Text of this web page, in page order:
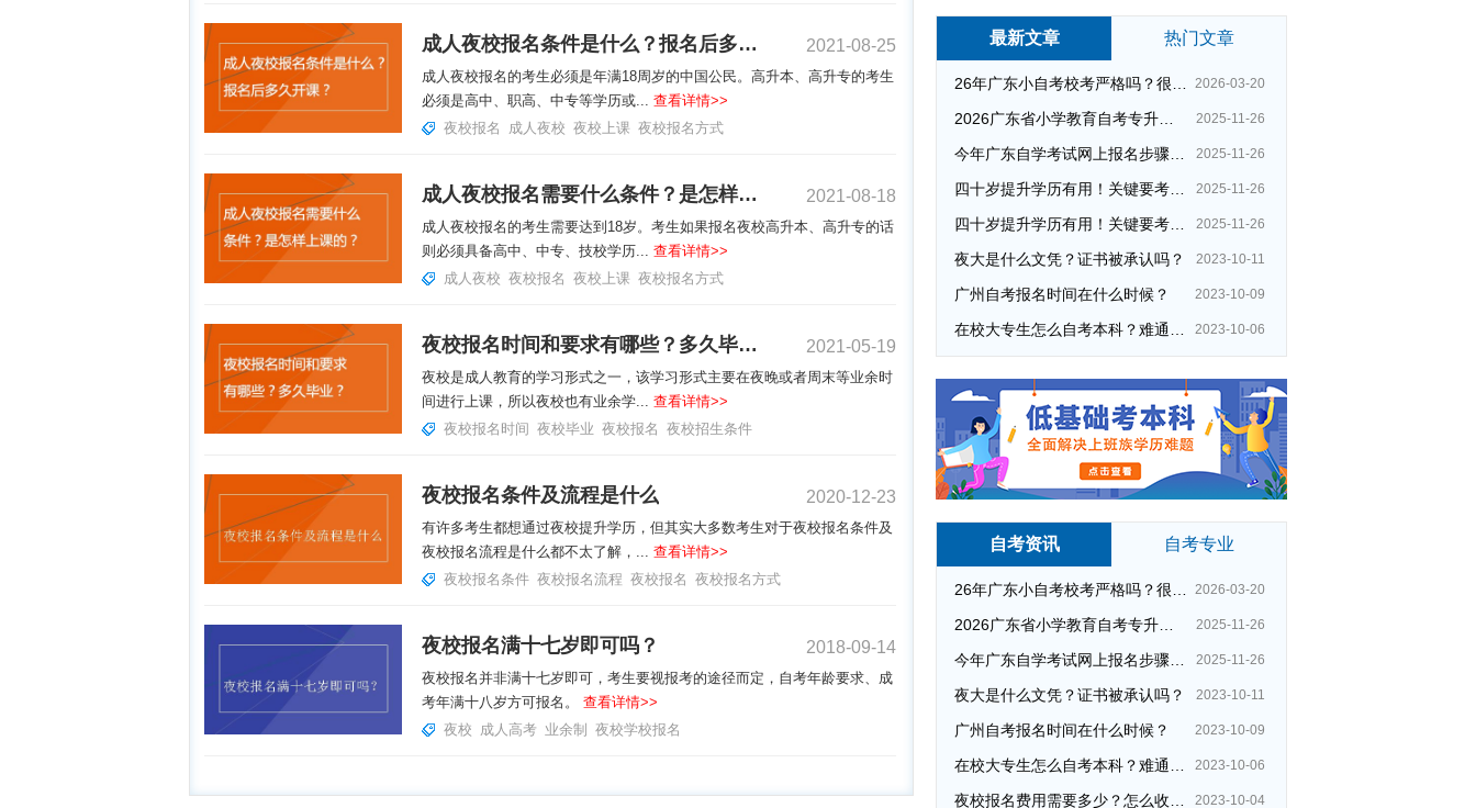
最新文章 热门文章
26年广东小自考校考严格吗？很简单吗？ 2026-03-20
2026广东省小学教育自考专升本考试科目（+指引） 2025-11-26
今年广东自学考试网上报名步骤（全） 2025-11-26
四十岁提升学历有用！关键要考哪种？这种最快最实用！ 2025-11-26
四十岁提升学历有用！关键要考哪种？这种最快最实用！ 2025-11-26
夜大是什么文凭？证书被承认吗？ 2023-10-11
广州自考报名时间在什么时候？ 2023-10-09
在校大专生怎么自考本科？难通过吗？ 2023-10-06
自考资讯 自考专业
26年广东小自考校考严格吗？很简单吗？ 2026-03-20
2026广东省小学教育自考专升本考试科目（+指引） 2025-11-26
今年广东自学考试网上报名步骤（全） 2025-11-26
夜大是什么文凭？证书被承认吗？ 2023-10-11
广州自考报名时间在什么时候？ 2023-10-09
在校大专生怎么自考本科？难通过吗？ 2023-10-06
夜校报名费用需要多少？怎么收费的？ 2023-10-04
自考专升本通过率 司法考试
采购与供应管理专升本 成人考试
成人夜校报名条件是什么？报名后多久开课？ 2021-08-25
成人夜校报名的考生必须是年满18周岁的中国公民。高升本、高升专的考生
必须是高中、职高、中专等学历或... 查看详情>>
夜校报名
成人夜校 夜校上课 夜校报名方式
成人夜校报名需要什么条件？是怎样上课的？ 2021-08-18
成人夜校报名的考生需要达到18岁。考生如果报名夜校高升本、高升专的话
则必须具备高中、中专、技校学历... 查看详情>>
成人夜校 夜校报名 夜校上课 夜校报名方式
夜校报名时间和要求有哪些？多久毕业？ 2021-05-19
夜校是成人教育的学习形式之一，该学习形式主要在夜晚或者周末等业余时
间进行上课，所以夜校也有业余学... 查看详情>>
夜校报名时间 夜校毕业 夜校报名 夜校招生条件
夜校报名条件及流程是什么 2020-12-23
有许多考生都想通过夜校提升学历，但其实大多数考生对于夜校报名条件及
夜校报名流程是什么都不太了解，... 查看详情>>
夜校报名条件 夜校报名流程 夜校报名 夜校报名方式
夜校报名满十七岁即可吗？ 2018-09-14
夜校报名并非满十七岁即可，考生要视报考的途径而定，自考年龄要求、成
考年满十八岁方可报名。 查看详情>>
夜校 成人高考 业余制 夜校学校报名